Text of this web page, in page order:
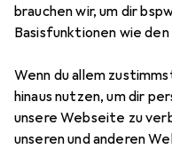
brauchen wir, um dir
Basisfunktionen wie
Wenn du allem
hinaus nutzen, um dir
unsere Webseite zu
unseren und anderen
Zubehör für
Kabellose
Gateron Red